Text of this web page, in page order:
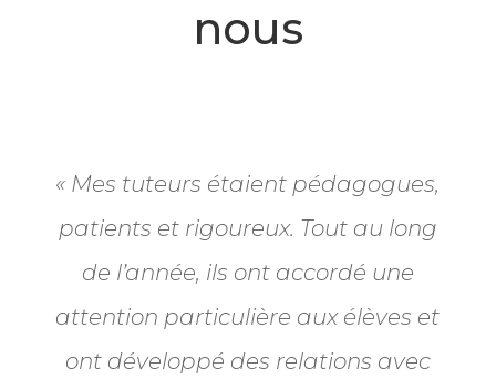
nous
« Mes tuteurs étaient pédagogues,
patients et rigoureux. Tout au long
de l’année, ils ont accordé une
attention particulière aux élèves et
ont développé des relations avec